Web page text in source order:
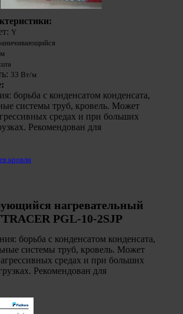
Y
33 Вт/м
борьба с конденсатом конденсата,
системы труб, кровель. Может
средах и при больших
Рекомендован для
кровли
нагревательный
PGL-10-2SJP
борьба с конденсатом конденсата,
системы труб, кровель. Может
агрессивных средах и при больших
Рекомендован для